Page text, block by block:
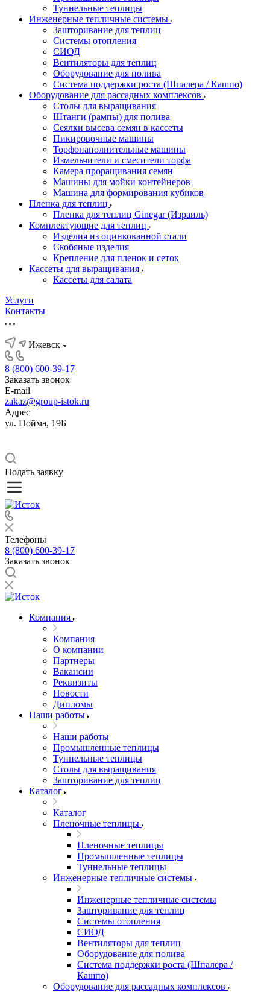
Туннельные теплицы
Инженерные тепличные системы
Зашторивание для теплиц
Системы отопления
СИОД
Вентиляторы для теплиц
Оборудование для полива
Система поддержки роста (Шпалера / Кашпо)
Оборудование для рассадных комплексов
Столы для выращивания
Штанги (рампы) для полива
Сеялки высева семян в кассеты
Пикировочные машины
Торфонаполнительные машины
Измельчители и смесители торфа
Камера проращивания семян
Машины для мойки контейнеров
Машина для формирования кубиков
Пленка для теплиц
Пленка для теплиц Ginegar (Израиль)
Комплектующие для теплиц
Изделия из оцинкованной стали
Скобяные изделия
Крепление для пленок и сеток
Кассеты для выращивания
Кассеты для салата
Услуги
Контакты
Ижевск
8 (800) 600-39-17
Заказать звонок
E-mail
zakaz@group-istok.ru
Адрес
ул. Пойма, 19Б
Подать заявку
Телефоны
8 (800) 600-39-17
Заказать звонок
Компания
Компания
О компании
Партнеры
Вакансии
Реквизиты
Новости
Дипломы
Наши работы
Наши работы
Промышленные теплицы
Туннельные теплицы
Столы для выращивания
Зашторивание для теплиц
Каталог
Каталог
Пленочные теплицы
Пленочные теплицы
Промышленные теплицы
Туннельные теплицы
Инженерные тепличные системы
Инженерные тепличные системы
Зашторивание для теплиц
Системы отопления
СИОД
Вентиляторы для теплиц
Оборудование для полива
Система поддержки роста (Шпалера /
Кашпо)
Оборудование для рассадных комплексов